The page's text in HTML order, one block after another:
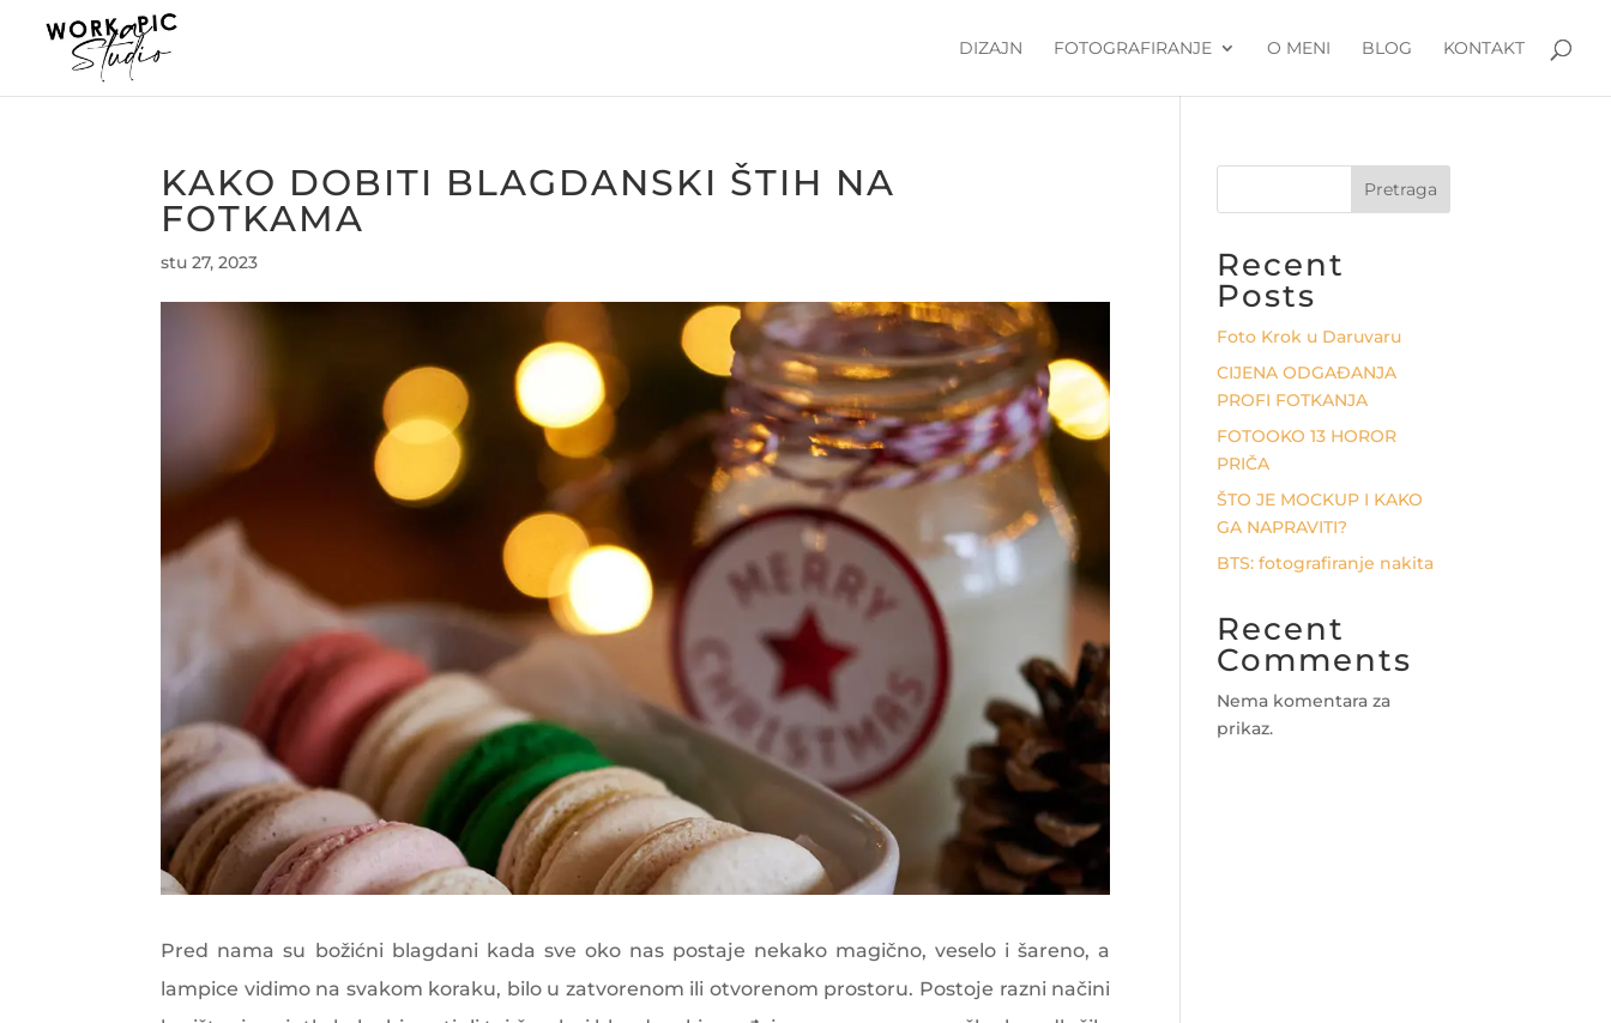
DIZAJN FOTOGRAFIRANJE O MENI BLOG KONTAKT
KAKO DOBITI BLAGDANSKI ŠTIH NA
FOTKAMA
stu 27, 2023
Pred nama su božićni blagdani kada sve oko nas postaje nekako magično, veselo i šareno, a
lampice vidimo na svakom koraku, bilo u zatvorenom ili otvorenom prostoru. Postoje razni načini
Pretraga
Recent
Posts
Foto Krok u Daruvaru
CIJENA ODGAĐANJA
PROFI FOTKANJA
FOTOOKO 13 HOROR
PRIČA
ŠTO JE MOCKUP I KAKO
GA NAPRAVITI?
BTS: fotografiranje nakita
Recent
Comments
Nema komentara za
prikaz.